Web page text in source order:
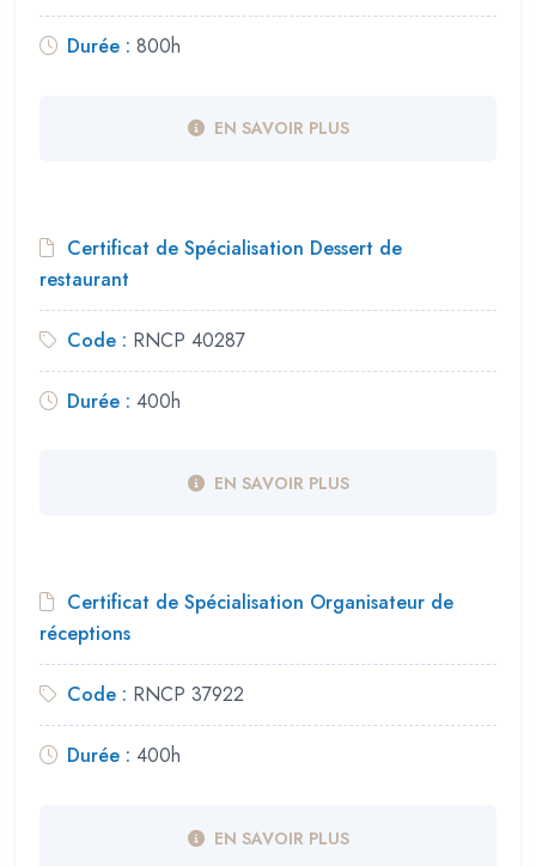
Durée : 800h
EN SAVOIR PLUS
Certificat de Spécialisation Dessert de
restaurant
Code : RNCP 40287
Durée : 400h
EN SAVOIR PLUS
Certificat de Spécialisation Organisateur de
réceptions
Code : RNCP 37922
Durée : 400h
EN SAVOIR PLUS